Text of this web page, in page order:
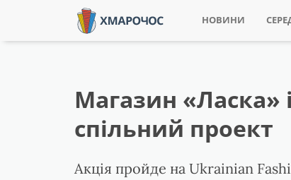
НОВИНИ
Магазин «Ласка»
спільний проект
Акція пройде на Ukrainian